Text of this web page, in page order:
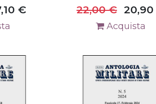
€ 22,00€ 20,90
Acquista